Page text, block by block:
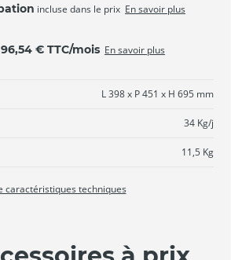
incluse dans le prix En savoir plus
€ TTC/mois En savoir plus
L 398 x P 451 x H 695 mm
34 Kg/j
11,5 Kg
caractéristiques techniques